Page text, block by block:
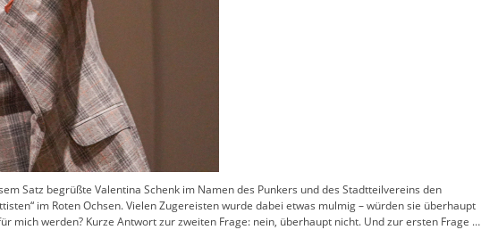
Satz begrüßte Valentina Schenk im Namen des Punkers und des Stadtteilvereins den
im Roten Ochsen. Vielen Zugereisten wurde dabei etwas mulmig – würden sie überhaupt
mich werden? Kurze Antwort zur zweiten Frage: nein, überhaupt nicht. Und zur ersten Frage …